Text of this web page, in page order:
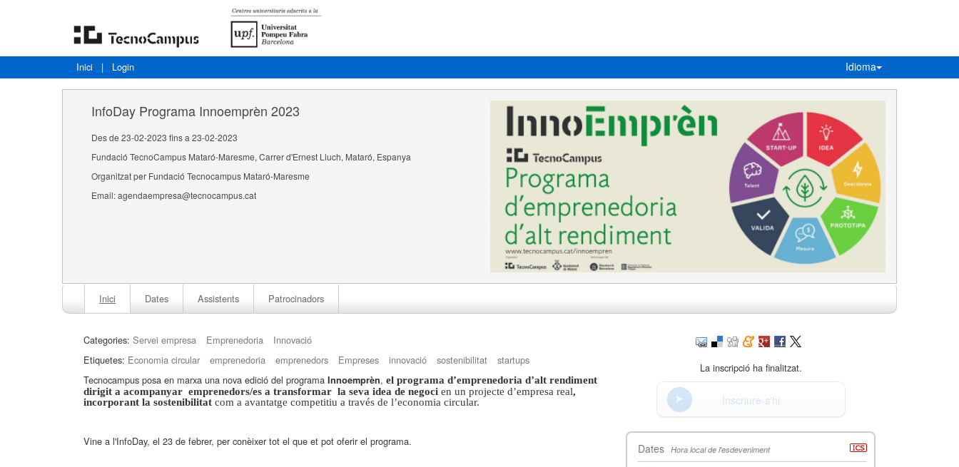
Inici | Login Idioma
InfoDay Programa Innoemprèn 2023
Des de 23-02-2023 fins a 23-02-2023
Fundació TecnoCampus Mataró-Maresme, Carrer d'Ernest Lluch, Mataró, Espanya
Organitzat per Fundació Tecnocampus Mataró-Maresme
Email: agendaempresa@tecnocampus.cat
Inici Dates Assistents Patrocinadors
Categories: Servei empresa Emprenedoria
Innovació
Etiquetes: Economia circular emprenedoria emprenedors Empreses innovació sostenibilitat
startups
Tecnocampus posa en marxa una nova edició del programa Innoemprèn, el programa d’emprenedoria d’alt rendiment
dirigit a acompanyar emprenedors/es a transformar la seva idea de negoci en un projecte d’empresa real,
incorporant la sostenibilitat com a avantatge competitiu a través de l’economia circular.
Vine a l'InfoDay, el 23 de febrer, per conèixer tot el que et pot oferir el programa.
La inscripció ha finalitzat.
Inscriure-s'hi
Dates Hora local de l'esdeveniment